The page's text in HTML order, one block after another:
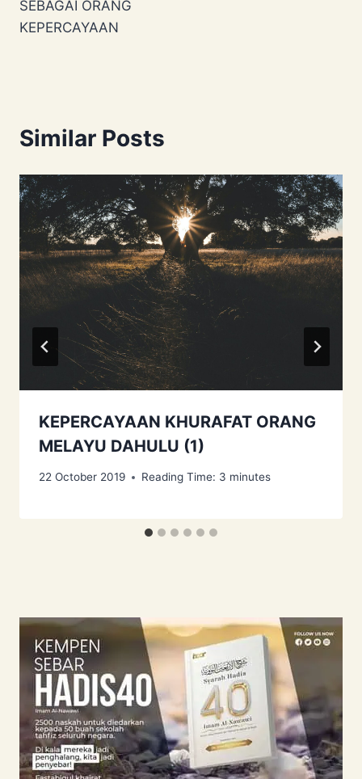
SEBAGAI ORANG
KEPERCAYAAN
Similar Posts
KEPERCAYAAN KHURAFAT ORANG
MELAYU DAHULU (1)
22 October 2019 Reading Time: 3 minutes